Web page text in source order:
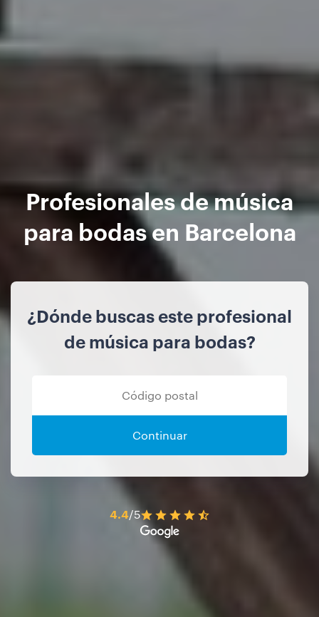
Profesionales de música
para bodas en Barcelona
¿Dónde buscas este profesional
de música para bodas?
Continuar
4.4/5